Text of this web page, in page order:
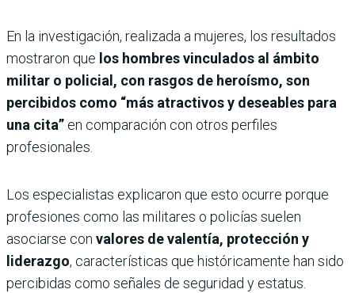
En la investigación, realizada a mujeres, los resultados
mostraron que los hombres vinculados al ámbito
militar o policial, con rasgos de heroísmo, son
percibidos como “más atractivos y deseables para
una cita” en comparación con otros perfiles
profesionales.
Los especialistas explicaron que esto ocurre porque
profesiones como las militares o policías suelen
asociarse con valores de valentía, protección y
liderazgo, características que históricamente han sido
percibidas como señales de seguridad y estatus.